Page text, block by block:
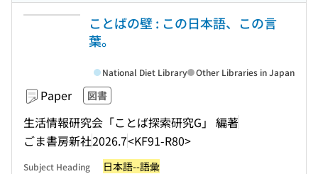
ことばの壁 : この日本語、この言
葉。
Paper 図書
生活情報研究会「ことば探索研究G」 編著
ごま書房新社2026.7<KF91-R80>
National Diet Library Other Libraries in Japan
Subject Heading 日本語--語彙